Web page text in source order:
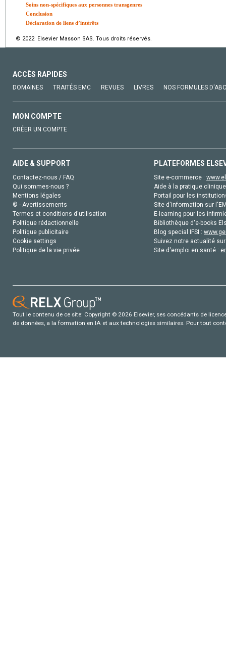
Soins non-spécifiques aux personnes transgenres
Conclusion
Déclaration de liens d’intérêts
© 2022 Elsevier Masson SAS. Tous droits réservés.
ACCÈS RAPIDES
DOMAINES TRAITÉS EMC REVUES LIVRES NOS FORMULES
MON COMPTE
CRÉER UN COMPTE
AIDE & SUPPORT
Contactez-nous / FAQ
Qui sommes-nous ?
Mentions légales
© - Avertissements
Termes et conditions d'utilisation
Politique rédactionnelle
Politique publicitaire
Cookie settings
Politique de la vie privée
PLATEFORMES
Site e-commerce :
Aide à la pratique
Portail pour les
Site d'information sur
E-learning pour les
Bibliothèque d'e-books
Blog special IFSI :
Suivez notre actualité
Site d'emploi en santé :
Tout le contenu de ce site: Copyright © 2026 Elsevier, ses concédants de
de données, a la formation en IA et aux technologies similaires. Pour tout